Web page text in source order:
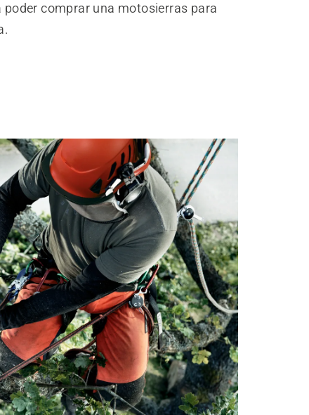
poder comprar una motosierras para